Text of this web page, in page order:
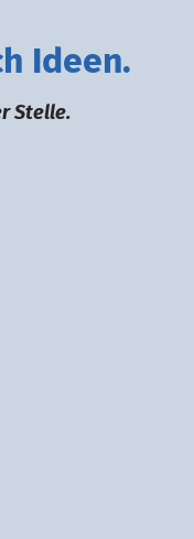
deen.
Stelle.